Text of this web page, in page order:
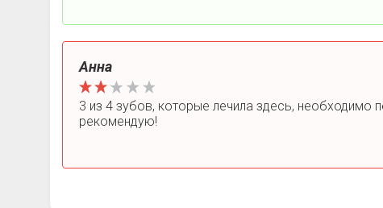
Анна
3 из 4 зубов, которые лечила здесь, необходимо
рекомендую!